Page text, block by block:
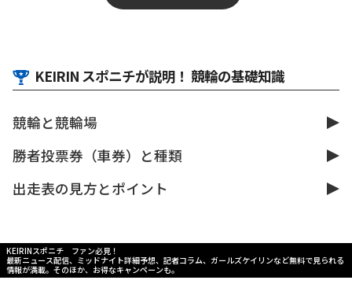
KEIRIN スポニチが説明！ 競輪の基礎知識
競輪と競輪場
勝者投票券（車券）と種類
出走表の見方とポイント
KEIRINスポニチ ファン必見！
最新ニュース配信、ミッドナイト詳細予想、記者コラム、ガールズケイリンなど無料で見られる
情報が満載。そのほか、お得なキャンペーンも。